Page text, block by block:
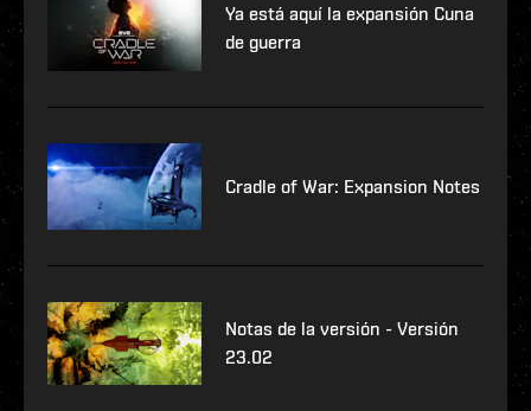
Ya está aquí la expansión Cuna
de guerra
Cradle of War: Expansion Notes
Notas de la versión - Versión
23.02